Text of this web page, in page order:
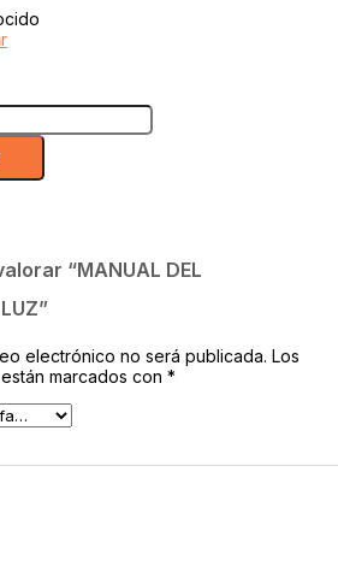
“MANUAL DEL
electrónico no será publicada. Los
marcados con *